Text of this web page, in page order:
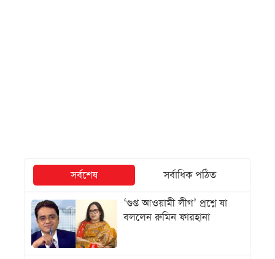
সর্বশেষ
সর্বাধিক পঠিত
‘গুপ্ত আওয়ামী লীগ’ প্রশ্নে যা
বললেন রুমিন ফারহানা